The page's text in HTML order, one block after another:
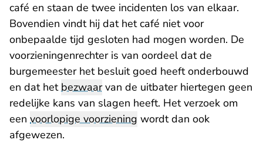
café en staan de twee incidenten los van elkaar.
Bovendien vindt hij dat het café niet voor
onbepaalde tijd gesloten had mogen worden. De
voorzieningenrechter is van oordeel dat de
burgemeester het besluit goed heeft onderbouwd
en dat hetbezwaarvan de uitbater hiertegen geen
redelijke kans van slagen heeft. Het verzoek om
een voorlopige voorziening wordt dan ook
afgewezen.